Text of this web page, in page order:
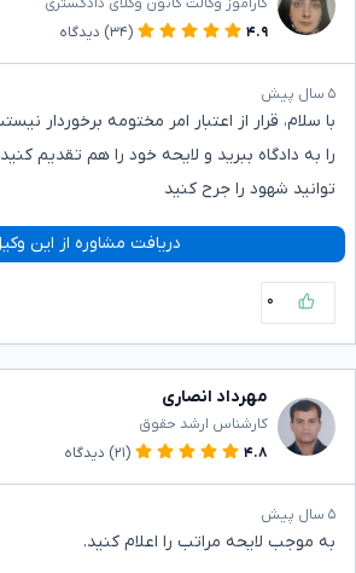
کارآموز وکالت کانون وکلای دادگستری
۴.۹
(۳۴) دیدگاه
۵ سال پیش
با سلام، قرار از اعتبار امر مختومه برخوردار
را به دادگاه ببرید و لایحه خود را هم تقدیم
توانید شهود را جرح کنید
دریافت مشاوره از این
۰
مهرداد انصاری
کارشناس ارشد حقوق
۴.۸
(۲۱) دیدگاه
۵ سال پیش
به موجب لایحه مراتب را اعلام کنید.